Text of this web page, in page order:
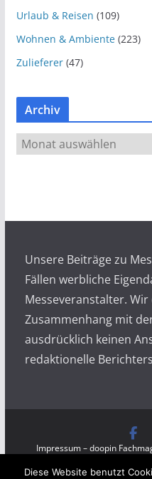
Urlaub & Reisen (109)
Wohnen & Ambiente(223)
Zulieferer(47)
Archiv
r
Unsere Beiträge zu
Fällen werbliche
Messeveranstalter.
Zusammenhang mit
ausdrücklich keinen
redaktionelle
Impressum – doopin
Diese Website benutzt